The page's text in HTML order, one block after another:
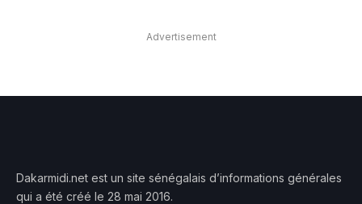
Advertisement
Dakarmidi.net est un site sénégalais d’informations générales
qui a été créé le 28 mai 2016.